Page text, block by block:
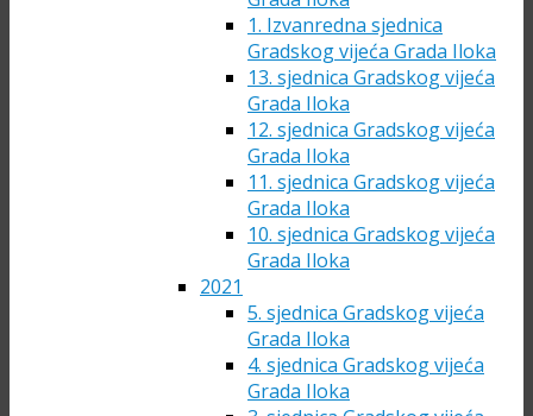
1. Izvanredna sjednica
Gradskog vijeća Grada Iloka
13. sjednica Gradskog vijeća
Grada Iloka
12. sjednica Gradskog vijeća
Grada Iloka
11. sjednica Gradskog vijeća
Grada Iloka
10. sjednica Gradskog vijeća
Grada Iloka
2021
5. sjednica Gradskog vijeća
Grada Iloka
4. sjednica Gradskog vijeća
Grada Iloka